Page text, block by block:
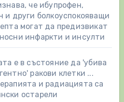
че ибупрофен,
и други болкоуспокояващи
могат да предизвикат
инфаркти и инсулти
е в състояние да 'убива
ракови клетки ...
и радиацията са
остарели